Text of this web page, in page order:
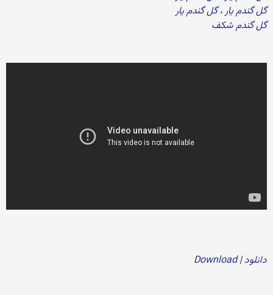
گل گندم یار ، گل گندم یار
گل گندم شکف
دانلود | Download